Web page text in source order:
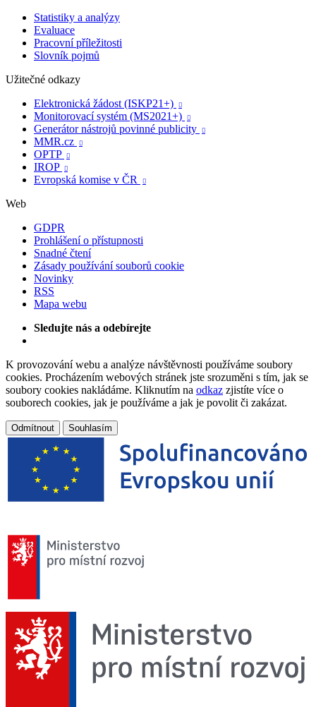
Statistiky a analýzy
Evaluace
Pracovní příležitosti
Slovník pojmů
Užitečné odkazy
Elektronická žádost (ISKP21+)

Monitorovací systém (MS2021+) 
Generátor nástrojů povinné publicity 
MMR.cz 
OPTP 
IROP 
Evropská komise v ČR 
Web
GDPR
Prohlášení o přístupnosti
Snadné čtení
Zásady používání souborů cookie
Novinky
RSS
Mapa webu
Sledujte nás a odebírejte
K provozování webu a analýze návštěvnosti používáme soubory
cookies. Procházením webových stránek jste srozuměni s tím, jak se
soubory cookies nakládáme. Kliknutím na odkaz zjistíte více o
souborech cookies, jak je používáme a jak je povolit či zakázat.
Odmítnout Souhlasím